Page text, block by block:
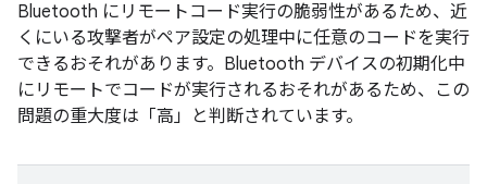
Bluetooth にリモートコード実行の脆弱性があるため、近
くにいる攻撃者がペア設定の処理中に任意のコードを実行
できるおそれがあります。Bluetooth デバイスの初期化中
にリモートでコードが実行されるおそれがあるため、この
問題の重大度は「高」と判断されています。